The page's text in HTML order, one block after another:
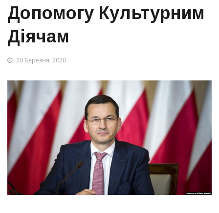
Допомогу Культурним
Діячам
20 Березня, 2020